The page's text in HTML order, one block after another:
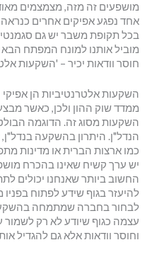
מושפעים זה מזה, מצמצמים
אחד נפגע אפיקים אחרים כנראה
בכל תקופת משבר יש גם
מוביל אותנו למונח המפתח
חוסר וודאות יכיר – 'השקעות
השקעות אלטרנטיביות הן
ממדד שוק ההון ולכן, כאשר
השקעות מסוג זה. הדוגמה
הנדל"ן. היתרון בהשקעה
כמו ארצות הברית או מדינות
יש ערך קשיח שאינו בהכרח
החשוב ביותר שאנחנו יכולים
להיעזר בגוף שידע לפתוח
לבחור בחברה שמתמחה
עצמה כגוף שיודע לא רק
וחוסר וודאות אלא גם להגדיל